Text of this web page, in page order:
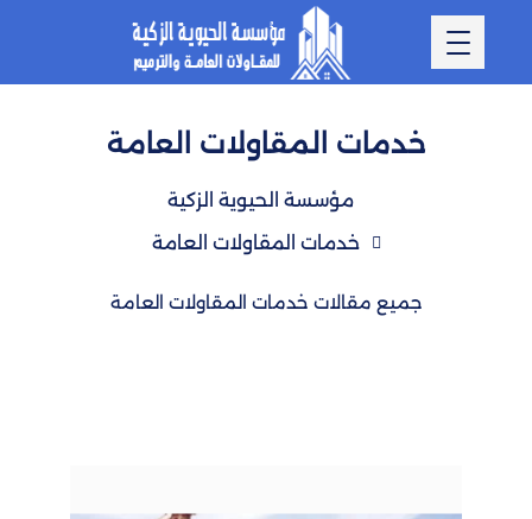
خدمات المقاولات العامة
مؤسسة الحيوية الزكية
خدمات المقاولات العامة
جميع مقالات خدمات المقاولات العامة